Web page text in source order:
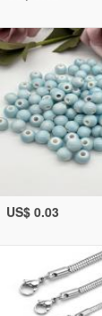
US$ 0.03